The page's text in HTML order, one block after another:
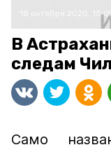
18 октября 2020,
В
следам
Само